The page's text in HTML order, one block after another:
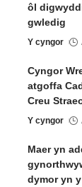
ôl
gwledig
Y cyngor
Cyngor
atgoffa
Creu
Y cyngor
Maer yn
dymor yn